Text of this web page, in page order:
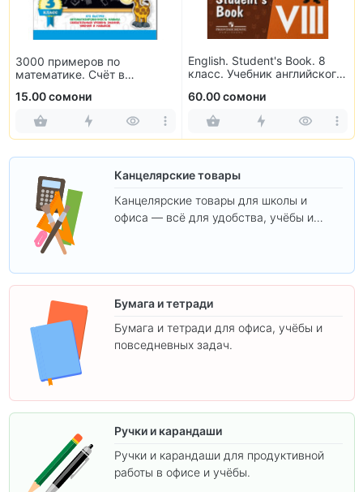
English. Student's Book. 8
класс. Учебник английского
60.00 сомони
Информатика для всех. 2
класс. Рабочая тетрадь. В
70.00 сомони
Канцелярские товары
Канцелярские товары для школы и
офиса — всё для удобства, учёбы и
Бумага и тетради
Бумага и тетради для офиса, учёбы и
повседневных задач.
Ручки и карандаши
Ручки и карандаши для продуктивной
работы в офисе и учёбы.